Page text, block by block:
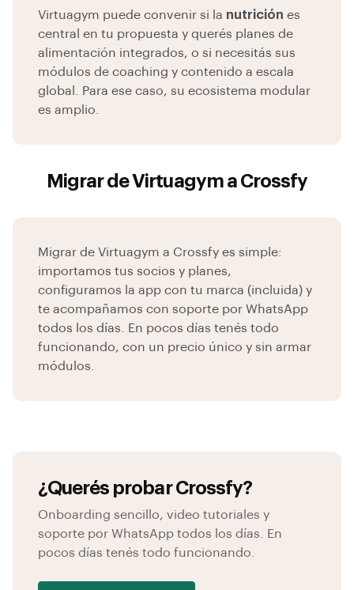
Virtuagym puede convenir si la nutrición es
central en tu propuesta y querés planes de
alimentación integrados, o si necesitás sus
módulos de coaching y contenido a escala
global. Para ese caso, su ecosistema modular
es amplio.
Migrar de Virtuagym a Crossfy
Migrar de Virtuagym a Crossfy es simple:
importamos tus socios y planes,
configuramos la app con tu marca (incluida) y
te acompañamos con soporte por WhatsApp
todos los días. En pocos días tenés todo
funcionando, con un precio único y sin armar
módulos.
¿Querés probar Crossfy?
Onboarding sencillo, video tutoriales y
soporte por WhatsApp todos los días. En
pocos días tenés todo funcionando.